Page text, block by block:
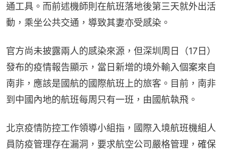
通工具。而前述機師則在航班落地後第三天就外出活
動，乘坐公共交通，導致其妻亦受感染。
官方尚未披露兩人的感染來源，但深圳周日（17日）
發布的疫情報告顯示，當日新增的境外輸入個案來自
南非，應該是國航的國際航班上的旅客。目前，南非
到中國內地的航班每周只有一班，由國航執飛。
北京疫情防控工作領導小組指，國際入境航班機組人
員防疫管理存在漏洞，要求航空公司嚴格管理，確保